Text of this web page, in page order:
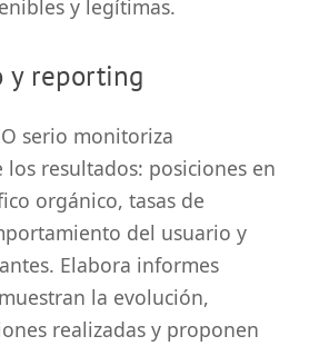
y legítimas.
y reporting
serio monitoriza
los resultados: posiciones en
orgánico, tasas de
del usuario y
Elabora informes
la evolución,
realizadas y proponen